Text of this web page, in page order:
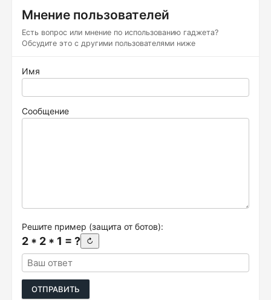
Мнение пользователей
Есть вопрос или мнение по использованию гаджета?
Обсудите это с другими пользователями ниже
Имя
Сообщение
Решите пример (защита от ботов):
2 * 2 * 1 = ? ↻
ОТПРАВИТЬ